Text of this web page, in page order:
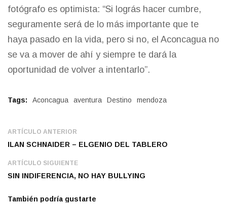
fotógrafo es optimista: “Si lográs hacer cumbre,
seguramente será de lo más importante que te
haya pasado en la vida, pero si no, el Aconcagua no
se va a mover de ahí y siempre te dará la
oportunidad de volver a intentarlo”.
Tags: Aconcagua aventura Destino mendoza
ARTÍCULO ANTERIOR
ILAN SCHNAIDER – ELGENIO DEL TABLERO
ARTÍCULO SIGUIENTE
SIN INDIFERENCIA, NO HAY BULLYING
También podría gustarte